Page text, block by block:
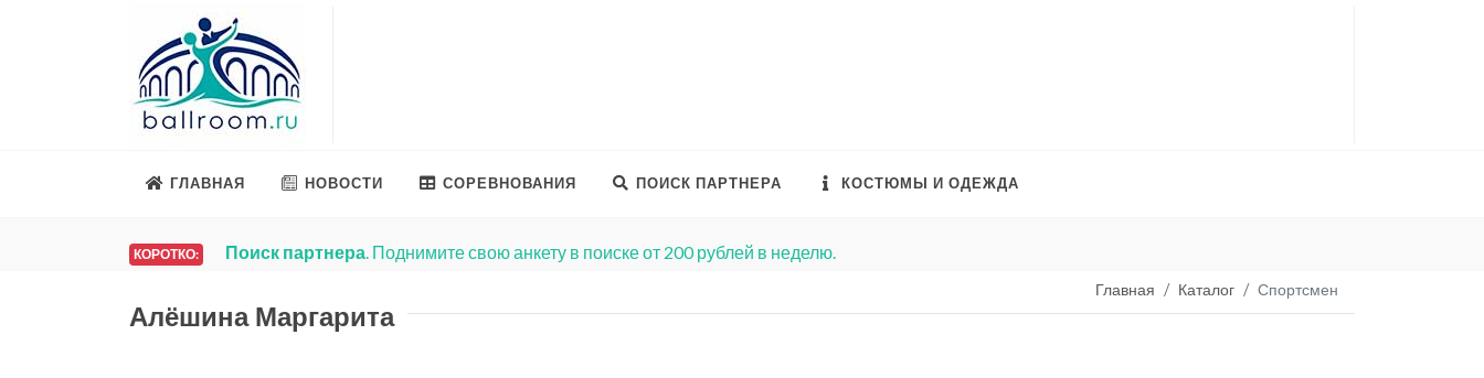
ГЛАВНАЯ НОВОСТИ СОРЕВНОВАНИЯ ПОИСК ПАРТНЕРА КОСТЮМЫ И ОДЕЖДА
КОРОТКО: Поиск партнера. Поднимите свою анкету в поиске от 200 рублей в неделю.
Главная Каталог Спортсмен
Алёшина Маргарита